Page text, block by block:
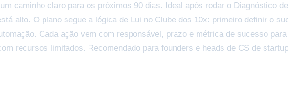
caminho claro para os próximos 90 dias. Ideal após rodar o Diagnóstico
alto. O plano segue a lógica de Lui no Clube dos 10x: primeiro definir o
Cada ação vem com responsável, prazo e métrica de sucesso
recursos limitados. Recomendado para founders e heads de CS de